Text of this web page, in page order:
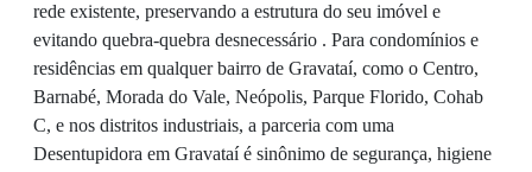
rede existente, preservando a estrutura do seu imóvel e
evitando quebra-quebra desnecessário . Para condomínios e
residências em qualquer bairro de Gravataí, como o Centro,
Barnabé, Morada do Vale, Neópolis, Parque Florido, Cohab
C, e nos distritos industriais, a parceria com uma
Desentupidora em Gravataí é sinônimo de segurança, higiene